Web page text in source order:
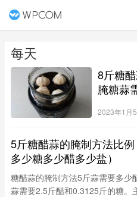
每天
8斤糖
腌糖蒜
2023年1月
5斤糖醋蒜的腌制方法比
多少糖多少醋多少盐）
糖醋蒜的腌制方法5斤蒜需要多少
蒜需要2.5斤醋和0.3125斤的糖。